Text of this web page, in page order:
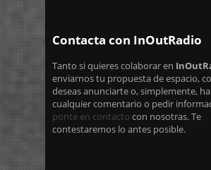
Contacta con InOutRadio
Tanto si quieres colaborar en
enviarnos tu propuesta de espacio,
deseas anunciarte o, simplemente,
cualquier comentario o pedir
ponte en contacto con nosotras. Te
contestaremos lo antes posible.